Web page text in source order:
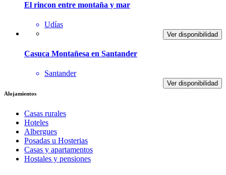
El rincon entre montaña y mar
Udías
Ver disponibilidad
Casuca Montañesa en Santander
Santander
Ver disponibilidad
Alojamientos
Casas rurales
Hoteles
Albergues
Posadas u Hosterias
Casas y apartamentos
Hostales y pensiones